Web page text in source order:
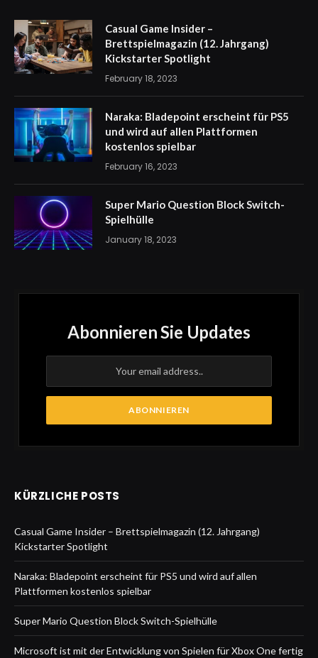
Casual Game Insider –
Brettspielmagazin (12. Jahrgang)
Kickstarter Spotlight
February 18, 2023
Naraka: Bladepoint erscheint für PS5
und wird auf allen Plattformen
kostenlos spielbar
February 16, 2023
Super Mario Question Block Switch-
Spielhülle
January 18, 2023
Abonnieren Sie Updates
KÜRZLICHE POSTS
Casual Game Insider – Brettspielmagazin (12. Jahrgang)
Kickstarter Spotlight
Naraka: Bladepoint erscheint für PS5 und wird auf allen
Plattformen kostenlos spielbar
Super Mario Question Block Switch-Spielhülle
Microsoft ist mit der Entwicklung von Spielen für Xbox One fertig